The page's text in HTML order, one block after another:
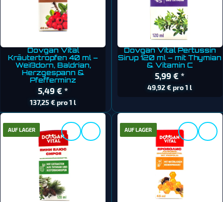
Dovgan Vital
Kräutertropfen 40 ml –
Weißdorn, Baldrian,
Herzgespann &
Pfefferminz
5,49 €*
137,25 € pro 1 l
Dovgan Vital Pertussin
Sirup 120 ml – mit Thymian
& Vitamin C
5,99 €*
49,92 € pro 1 l
AUF LAGER AUF LAGER